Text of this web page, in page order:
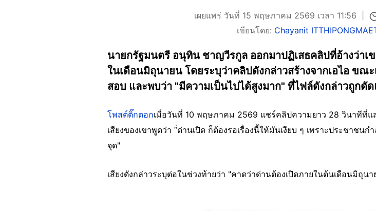
เผยแพร่ วันที่ 15 พฤษภาคม 2569 เวลา 11:56
เขียนโดย: Chayanit
นายกรัฐมนตรี อนุทิน ชาญวีรกูล ออกมาปฏิเสธคลิปที่อ้างว่า
ในเดือนมิถุนายน โดยระบุว่าคลิปดังกล่าวสร้างจากเอไอ ขณ
สอบ และพบว่า "มีความเป็นไปได้สูงมาก" ที่ไฟล์ดังกล่าวถูกดัด
โพสต์ติ๊กตอกเมื่อวันที่ 10 พฤษภาคม 2569 แชร์คลิปความยาว 28 วินาทีที่
เสียงของเขาพูดว่า "่ด่านเปิด ก็ต้องรอเรื่องนี้ให้มันเงียบ ๆ เพราะประชาชน
จุด"
เสียงดังกล่าวระบุต่อในช่วงท้ายว่า "คาดว่าด่านต้องเปิดภายในต้นเดือนมิถุน